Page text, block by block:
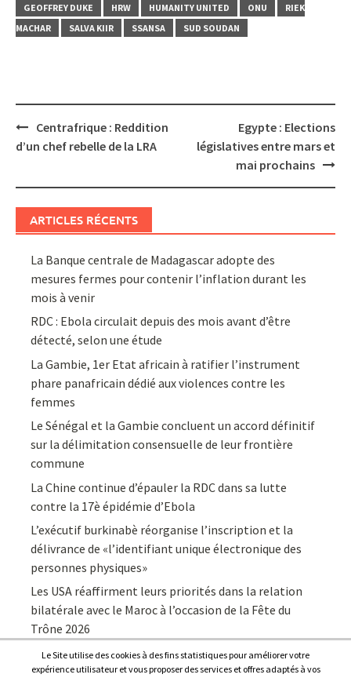
GEOFFREY DUKE
HRW HUMANITY UNITED ONU
RIEK
MACHAR
SALVA KIIR SSANSA SUD SOUDAN
Post
navigation
Centrafrique : Reddition
d’un chef rebelle de la LRA
Egypte : Elections
législatives entre mars et
mai prochains
ARTICLES RÉCENTS
La Banque centrale de Madagascar adopte des
mesures fermes pour contenir l’inflation durant les
mois à venir
RDC : Ebola circulait depuis des mois avant d’être
détecté, selon une étude
La Gambie, 1er Etat africain à ratifier l’instrument
phare panafricain dédié aux violences contre les
femmes
Le Sénégal et la Gambie concluent un accord définitif
sur la délimitation consensuelle de leur frontière
commune
La Chine continue d’épauler la RDC dans sa lutte
contre la 17è épidémie d’Ebola
L’exécutif burkinabè réorganise l’inscription et la
délivrance de «l’identifiant unique électronique des
personnes physiques»
Les USA réaffirment leurs priorités dans la relation
bilatérale avec le Maroc à l’occasion de la Fête du
Trône 2026
Le Site utilise des cookies à des fins statistiques pour améliorer votre
expérience utilisateur et vous proposer des services et offres adaptés à vos